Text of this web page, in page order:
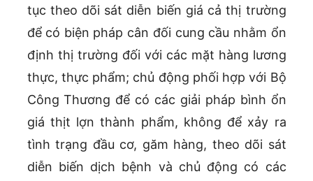
tục theo dõi sát diễn biến giá cả thị trường
để có biện pháp cân đối cung cầu nhằm ổn
định thị trường đối với các mặt hàng lương
thực, thực phẩm; chủ động phối hợp với Bộ
Công Thương để có các giải pháp bình ổn
giá thịt lợn thành phẩm, không để xảy ra
tình trạng đầu cơ, găm hàng, theo dõi sát
diễn biến dịch bệnh và chủ động có các